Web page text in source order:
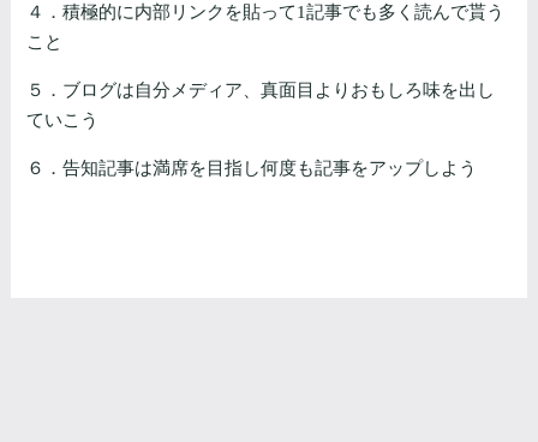
４．積極的に内部リンクを貼って1記事でも多く読んで貰う
こと
５．ブログは自分メディア、真面目よりおもしろ味を出し
ていこう
６．告知記事は満席を目指し何度も記事をアップしよう